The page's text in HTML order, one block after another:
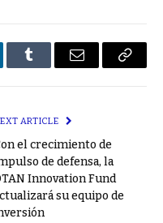
Tumblr Email
Copy
ARTICLE
el crecimiento de
de defensa, la
Innovation Fund
su equipo de